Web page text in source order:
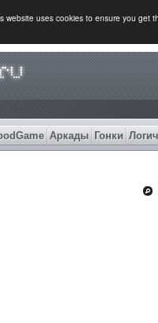
website uses cookies to ensure you get
Аркады Гонки